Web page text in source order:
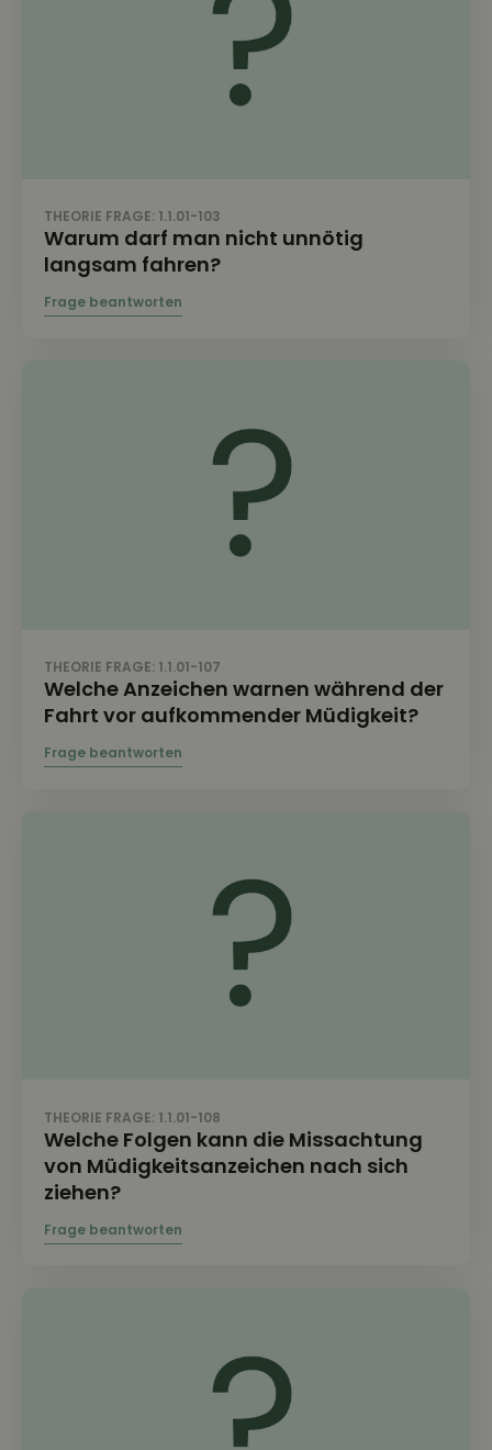
THEORIE FRAGE: 1.1.01-103
Warum darf man nicht unnötig
langsam fahren?
THEORIE FRAGE: 1.1.01-107
Welche Anzeichen warnen während der
Fahrt vor aufkommender Müdigkeit?
THEORIE FRAGE: 1.1.01-108
Welche Folgen kann die Missachtung
von Müdigkeitsanzeichen nach sich
ziehen?